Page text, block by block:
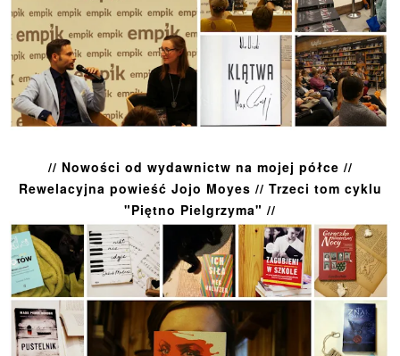
// Nowości od wydawnictw na mojej półce //
Rewelacyjna powieść Jojo Moyes // Trzeci tom cyklu
"Piętno Pielgrzyma" //